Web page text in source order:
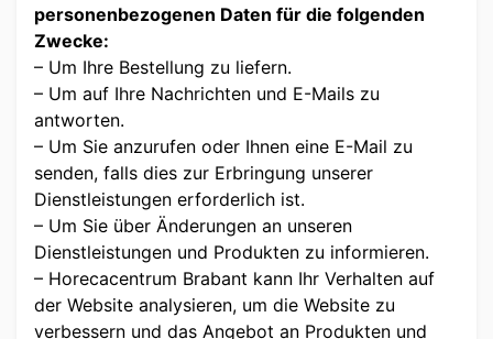
personenbezogenen Daten für die folgenden
Zwecke:
– Um Ihre Bestellung zu liefern.
– Um auf Ihre Nachrichten und E-Mails zu
antworten.
– Um Sie anzurufen oder Ihnen eine E-Mail zu
senden, falls dies zur Erbringung unserer
Dienstleistungen erforderlich ist.
– Um Sie über Änderungen an unseren
Dienstleistungen und Produkten zu informieren.
– Horecacentrum Brabant kann Ihr Verhalten auf
der Website analysieren, um die Website zu
verbessern und das Angebot an Produkten und